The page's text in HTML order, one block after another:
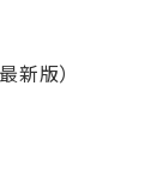
版）